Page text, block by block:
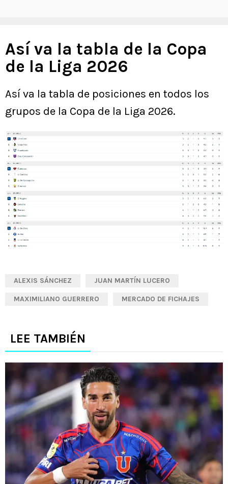
Así va la tabla de la Copa
de la Liga 2026
Así va la tabla de posiciones en todos los
grupos de la Copa de la Liga 2026.
ALEXIS SÁNCHEZ JUAN MARTÍN LUCERO
MAXIMILIANO GUERRERO MERCADO DE FICHAJES
LEE TAMBIÉN